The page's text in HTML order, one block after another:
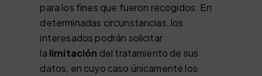
para los fines que fueron recogidos. En
determinadas circunstancias, los
interesados podrán solicitar
la limitación del tratamiento de sus
datos, en cuyo caso únicamente los